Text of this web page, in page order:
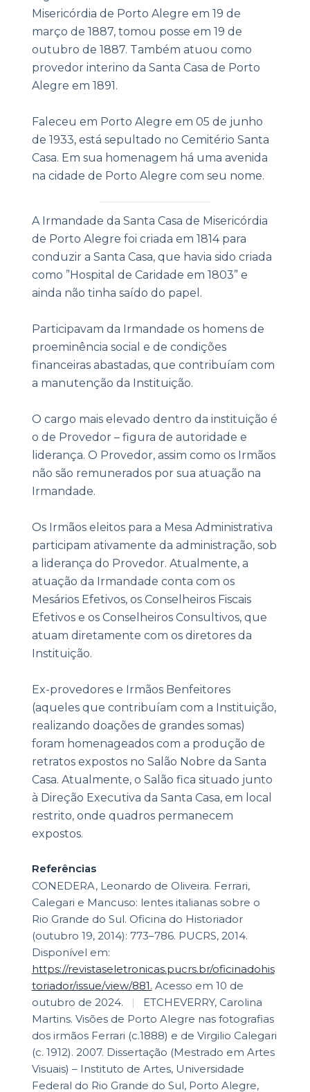
Misericórdia de Porto Alegre em 19 de
março de 1887, tomou posse em 19 de
outubro de 1887. Também atuou como
provedor interino da Santa Casa de Porto
Alegre em 1891.
Faleceu em Porto Alegre em 05 de junho
de 1933, está sepultado no Cemitério Santa
Casa. Em sua homenagem há uma avenida
na cidade de Porto Alegre com seu nome.
A Irmandade da Santa Casa de Misericórdia
de Porto Alegre foi criada em 1814 para
conduzir a Santa Casa, que havia sido criada
como ”Hospital de Caridade em 1803” e
ainda não tinha saído do papel.
Participavam da Irmandade os homens de
proeminência social e de condições
financeiras abastadas, que contribuíam com
a manutenção da Instituição.
O cargo mais elevado dentro da instituição é
o de Provedor – figura de autoridade e
liderança. O Provedor, assim como os Irmãos
não são remunerados por sua atuação na
Irmandade.
Os Irmãos eleitos para a Mesa Administrativa
participam ativamente da administração, sob
a liderança do Provedor. Atualmente, a
atuação da Irmandade conta com os
Mesários Efetivos, os Conselheiros Fiscais
Efetivos e os Conselheiros Consultivos, que
atuam diretamente com os diretores da
Instituição.
Ex-provedores e Irmãos Benfeitores
(aqueles que contribuíam com a Instituição,
realizando doações de grandes somas)
foram homenageados com a produção de
retratos expostos no Salão Nobre da Santa
Casa. Atualmente, o Salão fica situado junto
à Direção Executiva da Santa Casa, em local
restrito, onde quadros permanecem
expostos.
Referências
CONEDERA, Leonardo de Oliveira. Ferrari,
Calegari e Mancuso: lentes italianas sobre o
Rio Grande do Sul. Oficina do Historiador
(outubro 19, 2014): 773–786. PUCRS, 2014.
Disponível em:
https://revistaseletronicas.pucrs.br/oficinadohis
toriador/issue/view/881. Acesso em 10 de
outubro de 2024.
|
ETCHEVERRY, Carolina
Martins. Visões de Porto Alegre nas fotografias
dos irmãos Ferrari (c.1888) e de Virgilio Calegari
(c. 1912). 2007. Dissertação (Mestrado em Artes
Visuais) – Instituto de Artes, Universidade
Federal do Rio Grande do Sul, Porto Alegre,